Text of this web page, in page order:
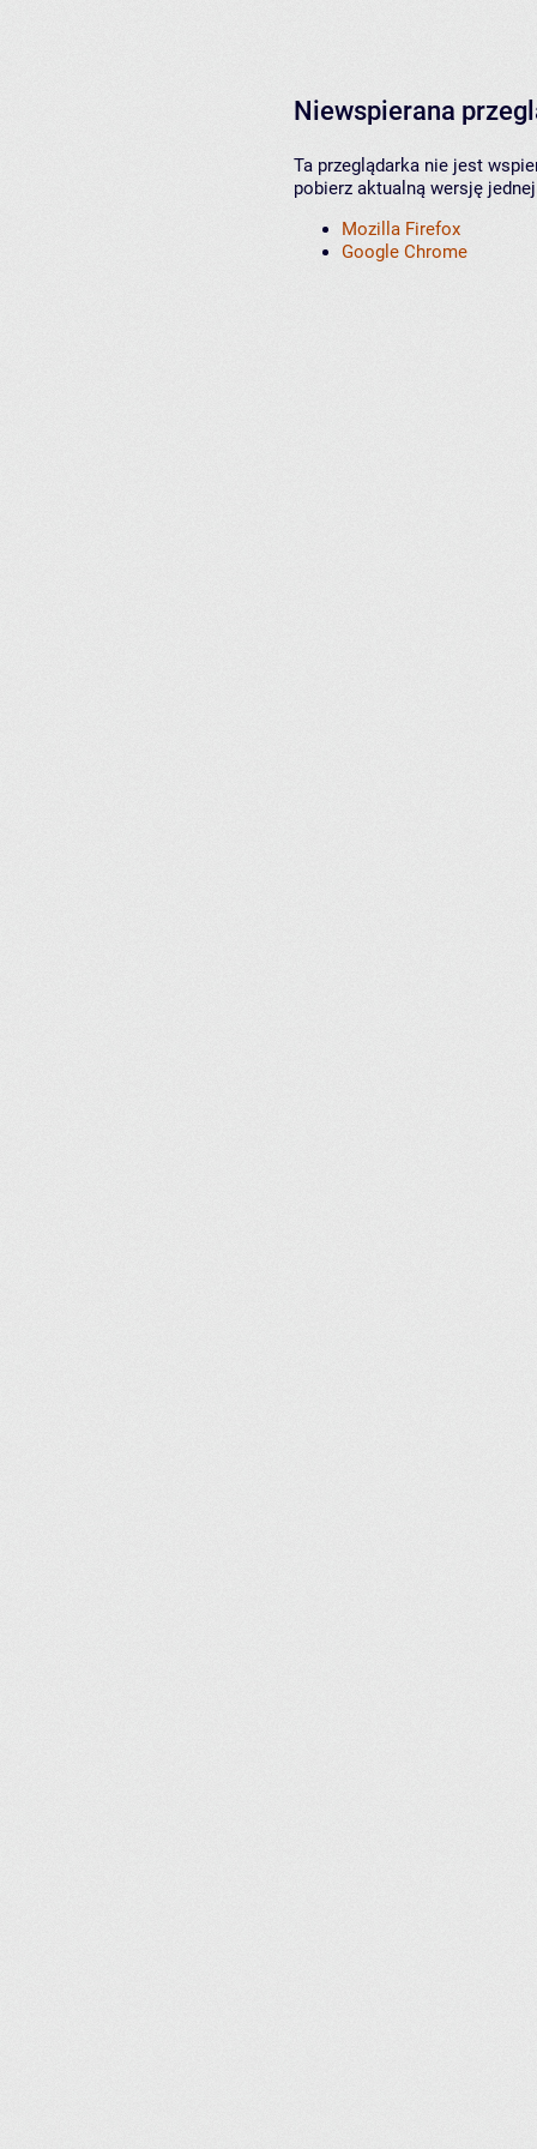
Niewspierana
Ta przeglądarka nie jest
pobierz aktualną wersję
Mozilla Firefox
Google Chrome